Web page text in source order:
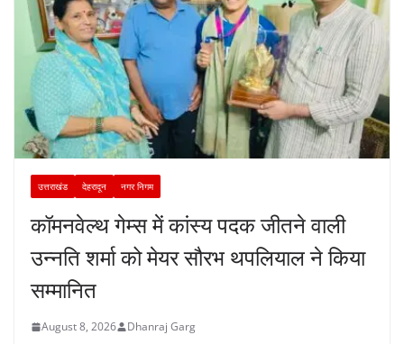
उत्तराखंड देहरादून नगर निगम
कॉमनवेल्थ गेम्स में कांस्य पदक जीतने वाली
उन्नति शर्मा को मेयर सौरभ थपलियाल ने किया
सम्मानित
August 8, 2026 Dhanraj Garg